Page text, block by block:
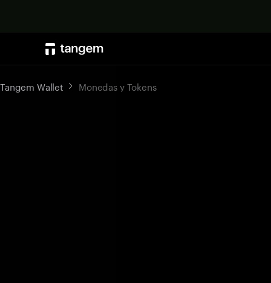
Tangem Wallet Monedas y Tokens